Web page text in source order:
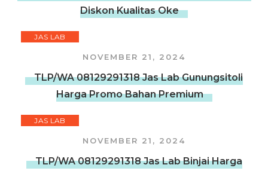
Diskon Kualitas Oke
JAS LAB
NOVEMBER 21, 2024
TLP/WA 08129291318 Jas Lab Gunungsitoli
Harga Promo Bahan Premium
JAS LAB
NOVEMBER 21, 2024
TLP/WA 08129291318 Jas Lab Binjai Harga